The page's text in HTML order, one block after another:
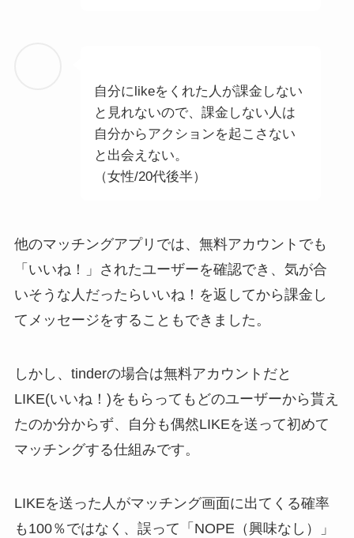
自分にlikeをくれた人が課金しない
と見れないので、課金しない人は
自分からアクションを起こさない
と出会えない。
（女性/20代後半）
他のマッチングアプリでは、無料アカウントでも
「いいね！」されたユーザーを確認でき、気が合
いそうな人だったらいいね！を返してから課金し
てメッセージをすることもできました。
しかし、tinderの場合は無料アカウントだと
LIKE(いいね！)をもらってもどのユーザーから貰え
たのか分からず、自分も偶然LIKEを送って初めて
マッチングする仕組みです。
LIKEを送った人がマッチング画面に出てくる確率
も100％ではなく、誤って「NOPE（興味なし）」